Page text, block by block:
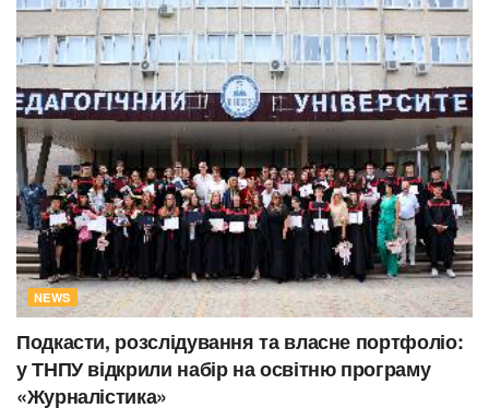
NEWS
Подкасти, розслідування та власне портфоліо:
у ТНПУ відкрили набір на освітню програму
«Журналістика»